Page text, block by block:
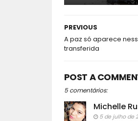
PREVIOUS
A paz só aparece
transferida
POST A
5 comentários:
Michelle
5 de julho de